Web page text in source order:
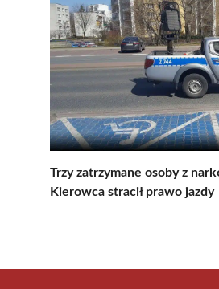
Trzy zatrzymane osoby z
Kierowca stracił prawo jazdy